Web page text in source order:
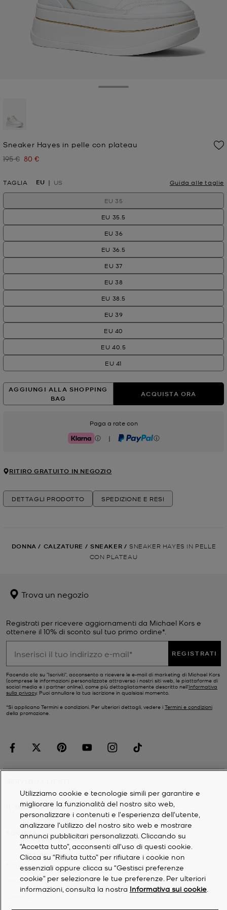
Sneaker Hayes in pelle con plateau
Prezzo iniziale
195 € Prezzo attuale
80 €
TAGLIA EU US Guida alle taglie
EU 35
EU 35.5
EU 36
EU 36.5
EU 37
EU 38
EU 38.5
EU 39
EU 40
EU 40.5
EU 41
AGGIUNGI ALLA SHOPPING
BAG
ACQUISTA ORA
Paga a rate con
Klarna | PayPal
RITIRO GRATUITO IN NEGOZIO
DETTAGLI PRODOTTO SPEDIZIONE E RESI
DONNA / CALZATURE / SNEAKER / SNEAKER HAYES IN PELLE
CON PLATEAU
Trova un negozio
Registrati per ricevere aggiornamenti da Michael Kors e
ottenere il 10% di sconto sul tuo primo ordine*.
REGISTRATI
Facendo clic su "Iscriviti", acconsento a ricevere le e-mail di marketing di Michael Kors
(comprese le informazioni personalizzate attraverso i nostri siti web, le piattaforme di
social media e i partner online), come più dettagliatamente descritto nell’Informativa
sulla privacy. Puoi annullare la tua iscrizione in qualsiasi momento.
*Si applicano Termini e condizioni. Per ulteriori dettagli, vedere i Termini e condizioni
della promozione.
IL MIO ACCOUNT
SOCIETÀ
Michael Kors
Informativa sulla privacy
Utilizziamo cookie e tecnologie simili per garantire e
migliorare la funzionalità del nostro sito web,
personalizzare i contenuti e l'esperienza dell'utente,
analizzare l'utilizzo del nostro sito web e mostrare
annunci pubblicitari personalizzati. Cliccando su
“Accetta tutto”, acconsenti all'uso di questi cookie.
Clicca su “Rifiuta tutto” per rifiutare i cookie non
essenziali oppure clicca su “Gestisci preferenze
cookie” per selezionare le tue preferenze. Per ulteriori
informazioni, consulta la nostra Informativa sui cookie.